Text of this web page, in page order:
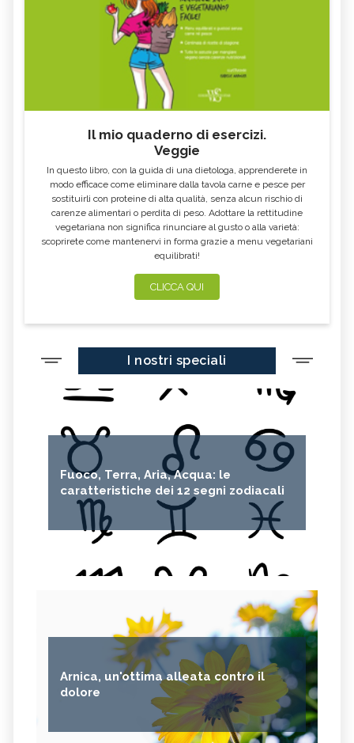
Il mio quaderno di esercizi.
Veggie
In questo libro, con la guida di una dietologa, apprenderete in
modo efficace come eliminare dalla tavola carne e pesce per
sostituirli con proteine di alta qualità, senza alcun rischio di
carenze alimentari o perdita di peso. Adottare la rettitudine
vegetariana non significa rinunciare al gusto o alla varietà:
scoprirete come mantenervi in forma grazie a menu vegetariani
equilibrati!
CLICCA QUI
I nostri speciali
Fuoco, Terra, Aria, Acqua: le
caratteristiche dei 12 segni zodiacali
Arnica, un'ottima alleata contro il
dolore